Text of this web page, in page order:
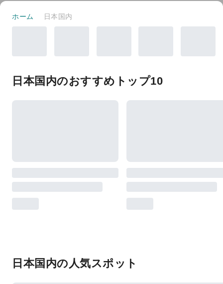
ホーム 日本国内
日本国内のおすすめトップ10
日本国内の人気スポット